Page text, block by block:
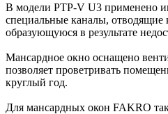
В модели PTP-V U3 применено
специальные каналы, отводящие
образующуюся в результате
Мансардное окно оснащено
позволяет проветривать
круглый год.
Для мансардных окон FAKRO